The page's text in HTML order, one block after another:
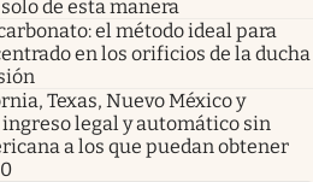
de esta manera
el método ideal para
en los orificios de la ducha
Texas, Nuevo México y
legal y automático sin
a los que puedan obtener